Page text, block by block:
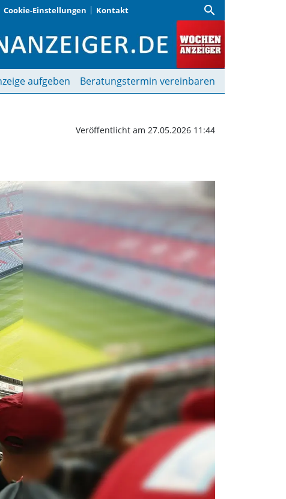
Cookie-Einstellungen Kontakt search
und Spannung |
aufgeben Beratungstermin vereinbaren
Veröffentlicht am 27.05.2026 11:44